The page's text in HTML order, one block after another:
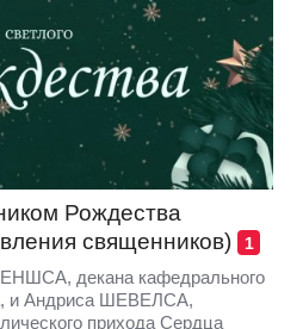
Рождества
священников)
1
декана кафедрального
и Андриса ШЕВЕЛСА,
прихода Сердца